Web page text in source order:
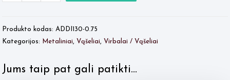
Quantity
vąšelis
metalinis
Quantity
Produkto kodas: ADDI130-0.75
Kategorijos:
Metaliniai, Vąšeliai, Virbalai / Vąšeliai
Jums taip pat gali patikti…